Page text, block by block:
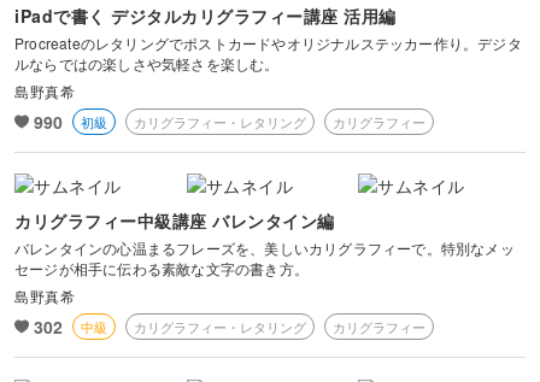
iPadで書く デジタルカリグラフィー講座 活用編
Procreateのレタリングでポストカードやオリジナルステッカー作り。デジタ
ルならではの楽しさや気軽さを楽しむ。
島野真希
990 初級 カリグラフィー・レタリング カリグラフィー
カリグラフィー中級講座 バレンタイン編
バレンタインの心温まるフレーズを、美しいカリグラフィーで。特別なメッ
セージが相手に伝わる素敵な文字の書き方。
島野真希
302 中級 カリグラフィー・レタリング カリグラフィー